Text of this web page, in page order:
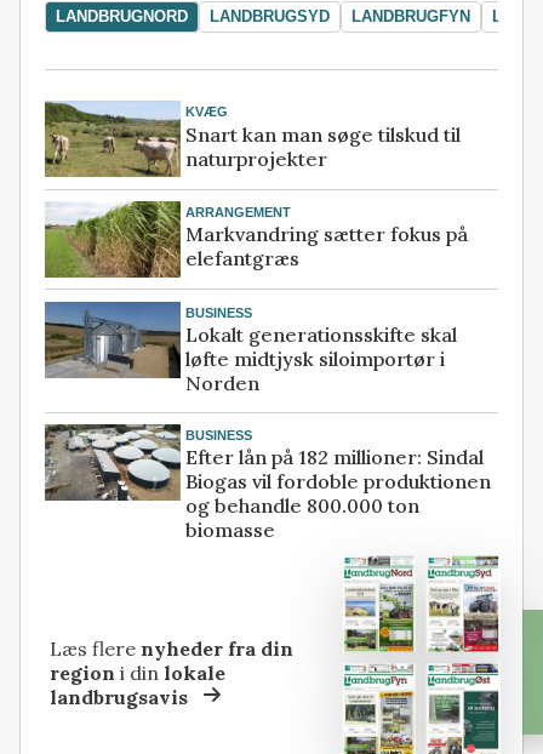
LANDBRUGNORD LANDBRUGSYD LANDBRUGFYN
KVÆG
Snart kan man søge tilskud til
naturprojekter
ARRANGEMENT
Markvandring sætter fokus på
elefantgræs
BUSINESS
Lokalt generationsskifte skal
løfte midtjysk siloimportør i
Norden
BUSINESS
Efter lån på 182 millioner: Sindal
Biogas vil fordoble produktionen
og behandle 800.000 ton
biomasse
Læs flere nyheder fra din
region i dinlokale
landbrugsavis